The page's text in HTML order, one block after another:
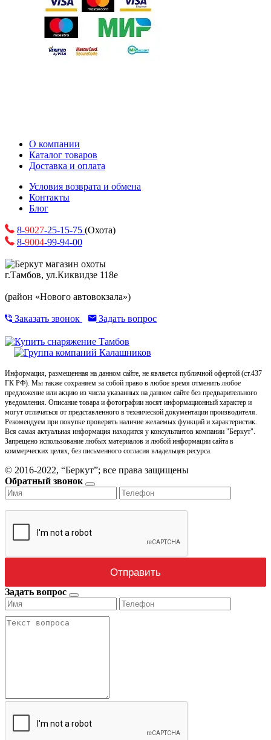
О компании
Каталог товаров
Доставка и оплата
Условия возврата и обмена
Контакты
Блог
8-9027-25-15-75 (Охота)
8-9004-99-94-00
г.Тамбов, ул.Киквидзе 118е
(район «Нового автовокзала»)
Заказать звонок Задать вопрос
Информация, размещенная на данном сайте, не является публичной офертой (ст.437
ГК РФ). Мы также сохраняем за собой право в любое время отменить любое
предложение или акцию из числа указанных на данном сайте без предварительного
уведомления. Описание товара и фотографии носят информационный характер и
могут отличаться от представленного в технической документации производителя.
Рекомендуем при покупке проверять наличие желаемых функций и характеристик.
Вся самая актуальная информация находится у консультантов компании "Беркут".
Запрещено использование любых материалов и любой информации сайта в
коммерческих целях, без письменного согласия владельцев ресурса.
© 2016-2022, “Беркут”; все права защищены
Обратный звонок
Задать вопрос